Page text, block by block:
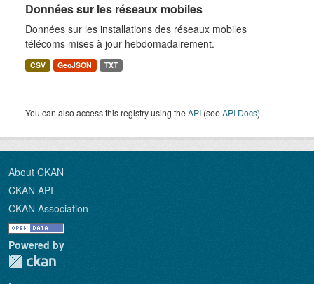
Données sur les réseaux mobiles
Données sur les installations des réseaux mobiles
télécoms mises à jour hebdomadairement.
CSV GeoJSON TXT
You can also access this registry using theAPI (seeAPI Docs).
About CKAN
CKAN API
CKAN Association
Powered by